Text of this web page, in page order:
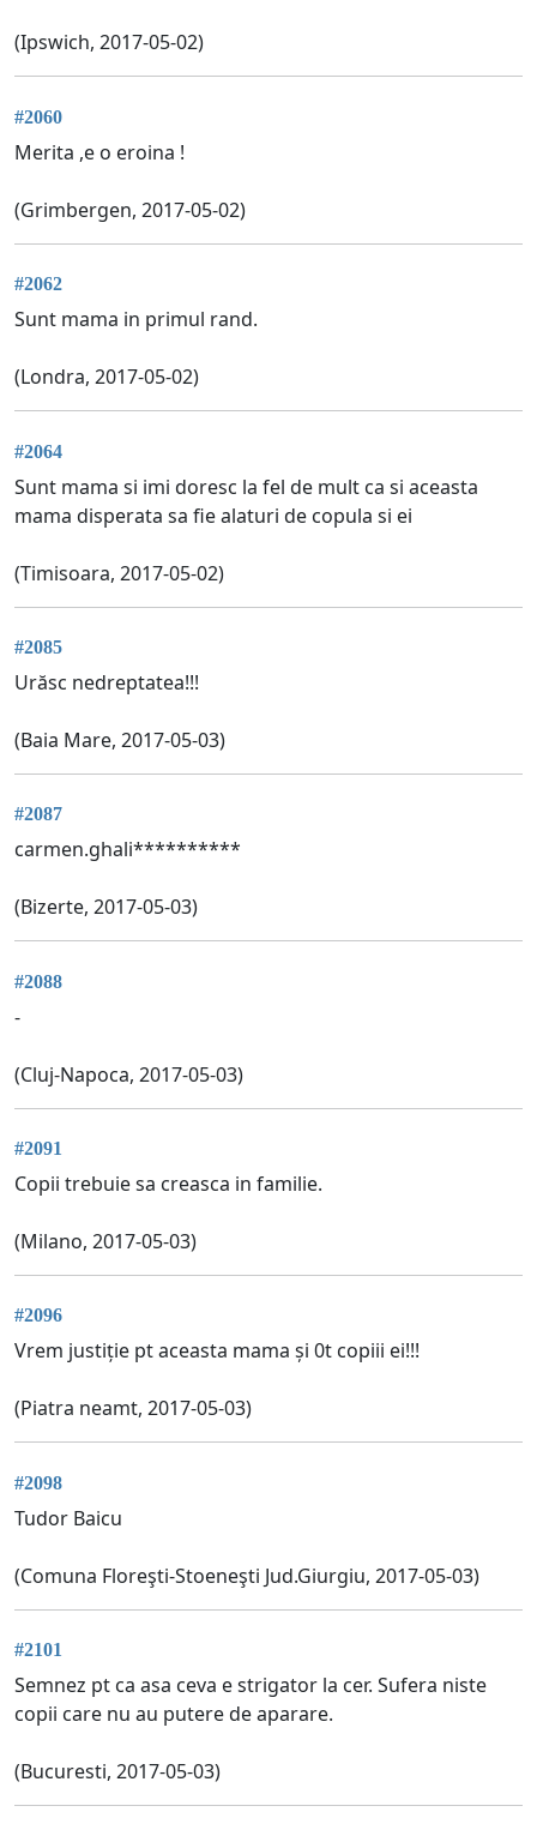
(Ipswich, 2017-05-02)
#2060
Merita ,e o eroina !
(Grimbergen, 2017-05-02)
#2062
Sunt mama in primul rand.
(Londra, 2017-05-02)
#2064
Sunt mama si imi doresc la fel de mult ca si aceasta
mama disperata sa fie alaturi de copula si ei
(Timisoara, 2017-05-02)
#2085
Urăsc nedreptatea!!!
(Baia Mare, 2017-05-03)
#2087
carmen.ghali**********
(Bizerte, 2017-05-03)
#2088
-
(Cluj-Napoca, 2017-05-03)
#2091
Copii trebuie sa creasca in familie.
(Milano, 2017-05-03)
#2096
Vrem justiție pt aceasta mama și 0t copiii ei!!!
(Piatra neamt, 2017-05-03)
#2098
Tudor Baicu
(Comuna Floreşti-Stoeneşti Jud.Giurgiu, 2017-05-03)
#2101
Semnez pt ca asa ceva e strigator la cer. Sufera niste
copii care nu au putere de aparare.
(Bucuresti, 2017-05-03)